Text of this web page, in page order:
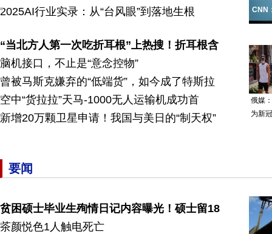
2025AI行业实录：从“台风眼”到落地生根
CNN
“当北方人第一次吃折耳根”上热搜！折耳根含
脑机接口，不止是“意念控物”
曾被马斯克嫌弃的“低端货”，如今成了特斯拉
空中“货拉拉”天马-1000无人运输机成功首
新增20万颗卫星申请！我国与美日的“制天权”
俄媒
为新
要闻
贫困硕士毕业生殉情日记内容曝光！硕士留18
茶颜悦色1人触电死亡